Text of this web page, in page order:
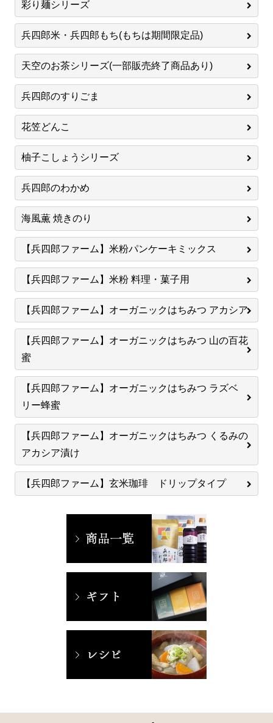
彩り麺シリーズ
兵四郎米・兵四郎もち(もちは期間限定品)
天空のお茶シリーズ(一部販売終了商品あり)
兵四郎のすりごま
花笠どんこ
柚子こしょうシリーズ
兵四郎のわかめ
海風薫 焼きのり
【兵四郎ファーム】米粉パンケーキミックス
【兵四郎ファーム】米粉 料理・菓子用
【兵四郎ファーム】オーガニックはちみつ アカシア
【兵四郎ファーム】オーガニックはちみつ 山の百花
蜜
【兵四郎ファーム】オーガニックはちみつ ラズベ
リー蜂蜜
【兵四郎ファーム】オーガニックはちみつ くるみの
アカシア漬け
【兵四郎ファーム】玄米珈琲 ドリップタイプ